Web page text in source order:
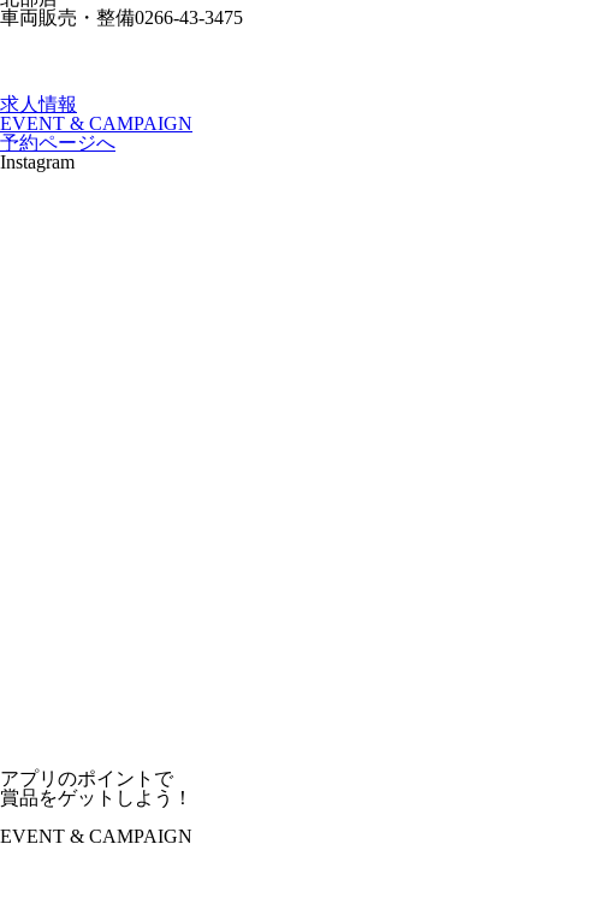
車両販売・整備0266-43-3475
求人情報
EVENT & CAMPAIGN
予約ページへ
Instagram
アプリのポイントで
賞品をゲットしよう！
EVENT & CAMPAIGN